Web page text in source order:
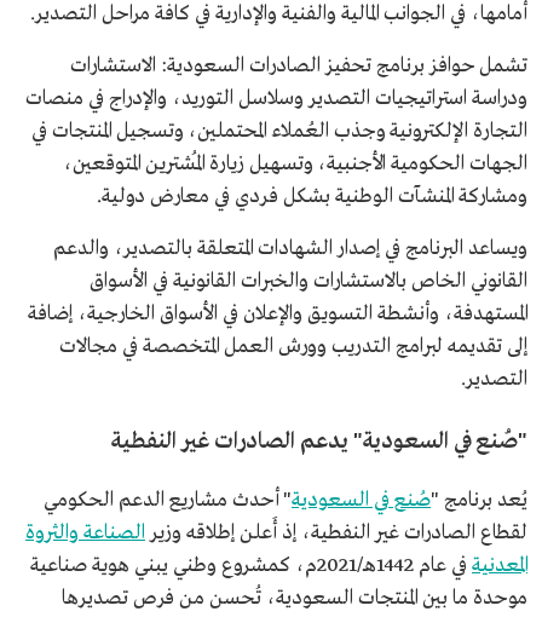
أمامها، في الجوانب المالية والفنية والإدارية في كافة مراحل التصدير.
تشمل حوافز برنامج تحفيز الصادرات السعودية: الاستشارات
ودراسة استراتيجيات التصدير وسلاسل التوريد، والإدراج في منصات
التجارة الإلكترونية وجذب العُملاء المحتملين، وتسجيل المنتجات في
الجهات الحكومية الأجنبية، وتسهيل زيارة المُشترين المتوقعين،
ومشاركة المنشآت الوطنية بشكل فردي في معارض دولية.
ويساعد البرنامج في إصدار الشهادات المتعلقة بالتصدير، والدعم
القانوني الخاص بالاستشارات والخبرات القانونية في الأسواق
المستهدفة، وأنشطة التسويق والإعلان في الأسواق الخارجية، إضافة
إلى تقديمه لبرامج التدريب وورش العمل المتخصصة في مجالات
التصدير.
"صُنع في السعودية" يدعم الصادرات غير النفطية
يُعد برنامج "صُنع في السعودية" أحدث مشاريع الدعم الحكومي
لقطاع الصادرات غير النفطية، إذ أَعلن إطلاقه وزير الصناعة والثروة
المعدنية
في عام 1442هـ/2021م، كمشروع وطني يبني هوية صناعية
موحدة ما بين المنتجات السعودية، تُحسن من فرص تصديرها